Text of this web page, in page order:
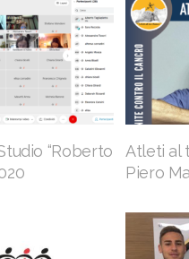
“Roberto
Atleti al
Piero